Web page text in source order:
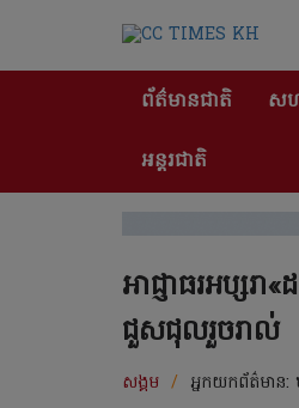
ព័ត៌មានជាតិ ស
អន្តរជាតិ
អាជ្ញាធរអប្សរ
ជួសជុលរួចរាល់
សង្គម / អ្នកយកព័ត៌មាន: